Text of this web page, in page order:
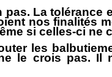
La
nos finalités
si celles-ci
les
le crois pas.